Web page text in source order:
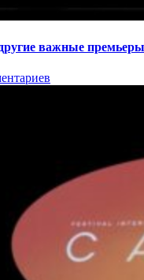
важные премьеры